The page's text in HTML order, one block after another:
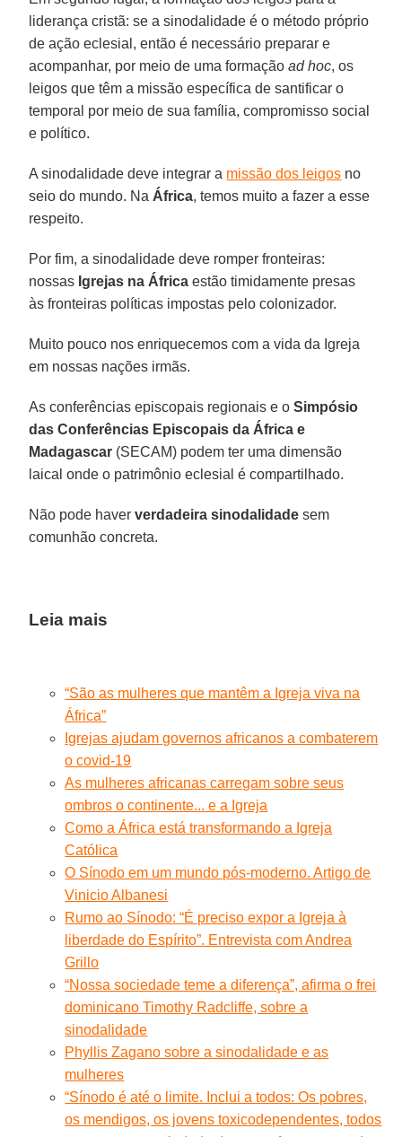
liderança cristã: se a sinodalidade é o método próprio
de ação eclesial, então é necessário preparar e
acompanhar, por meio de uma formaçãoad hoc, os
leigos que têm a missão específica de santificar o
temporal por meio de sua família, compromisso social
e político.
A sinodalidade deve integrar a missão dos leigos no
seio do mundo. Na África, temos muito a fazer a esse
respeito.
Por fim, a sinodalidade deve romper fronteiras:
nossas Igrejas na África estão timidamente presas
às fronteiras políticas impostas pelo colonizador.
Muito pouco nos enriquecemos com a vida da Igreja
em nossas nações irmãs.
As conferências episcopais regionais e oSimpósio
das Conferências Episcopais da África e
Madagascar (SECAM) podem ter uma dimensão
laical onde o patrimônio eclesial é compartilhado.
Não pode haververdadeira sinodalidade sem
comunhão concreta.
Leia mais
“São as mulheres que mantêm a Igreja viva na
África”
Igrejas ajudam governos africanos a combaterem
o covid-19
As mulheres africanas carregam sobre seus
ombros o continente... e a Igreja
Como a África está transformando a Igreja
Católica
O Sínodo em um mundo pós-moderno. Artigo de
Vinicio Albanesi
Rumo ao Sínodo: “É preciso expor a Igreja à
liberdade do Espírito”. Entrevista com Andrea
Grillo
“Nossa sociedade teme a diferença”, afirma o frei
dominicano Timothy Radcliffe, sobre a
sinodalidade
Phyllis Zagano sobre a sinodalidade e as
mulheres
“Sínodo é até o limite. Inclui a todos: Os pobres,
os mendigos, os jovens toxicodependentes, todos